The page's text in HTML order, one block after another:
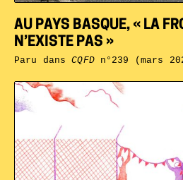
AU PAYS BASQUE, « LA
N’EXISTE PAS »
Paru dansCQFDn°239 (mars